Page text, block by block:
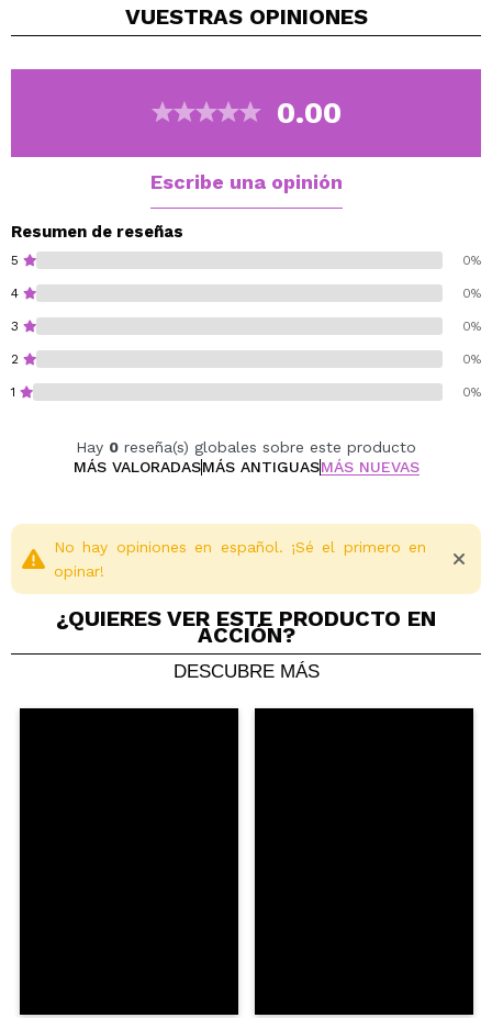
estas pestañas cuentan con delicadas capas rojas que
destacar durante la temporada de Halloween.
especialmente durante Halloween, y estas pestañas te
VUESTRAS OPINIONES
0.00
Escribe una opinión
Resumen de reseñas
5 0%
4 0%
3 0%
2 0%
1 0%
Hay 0 reseña(s) globales sobre este producto
MÁS VALORADASMÁS ANTIGUASMÁS NUEVAS
No hay opiniones en español. ¡Sé el primero en
opinar!
¿QUIERES VER ESTE PRODUCTO EN
ACCIÓN?
DESCUBRE MÁS